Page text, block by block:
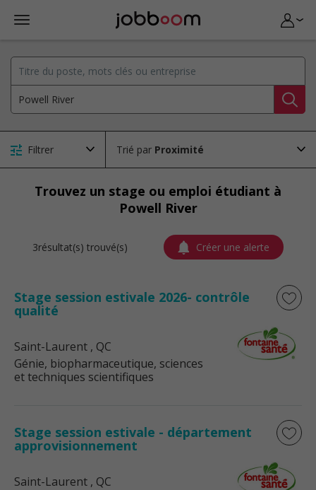
Filtrer Trié par
Trouvez un stage ou emploi étudiant à
Powell River
3résultat(s) trouvé(s) Créer une alerte
Stage session estivale 2026- contrôle
qualité
Saint-Laurent , QC
Génie, biopharmaceutique, sciences
et techniques scientifiques
Stage session estivale - département
approvisionnement
Saint-Laurent , QC